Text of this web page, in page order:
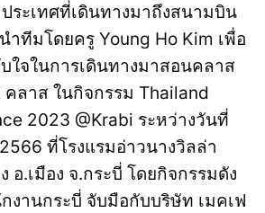
ระเทศที่เดินทางมาถึงสนามบิน
ำทีมโดยครู Young Ho Kim เพื่อ
ใจในการเดินทางมาสอนคลาส
ลาส ในกิจกรรม Thailand
2023 @Krabi ระหว่างวันที่
ที่โรงแรมอ่าวนางวิลล่า
อ.เมือง จ.กระบี่ โดยกิจกรรมดัง
งานกระบี่ จับมือกับบริษัท เมคเฟ